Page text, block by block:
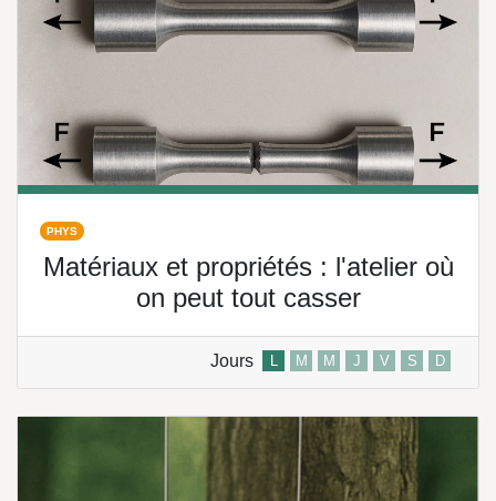
PHYS
Matériaux et propriétés : l'atelier où
on peut tout casser
Jours L M M J V S D